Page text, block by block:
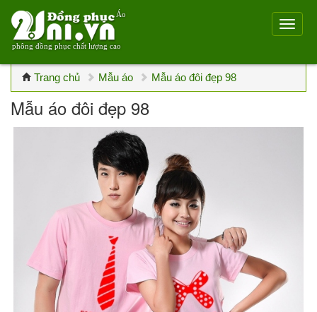
Áo
phông đồng phục chất lượng cao
Trang chủ Mẫu áo Mẫu áo đôi đẹp 98
Mẫu áo đôi đẹp 98